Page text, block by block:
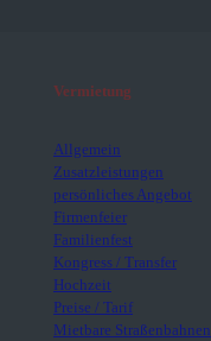
Vermietung
Allgemein
Zusatzleistungen
persönliches Angebot
Firmenfeier
Familienfest
Kongress / Transfer
Hochzeit
Preise / Tarif
Mietbare Straßenbahnen